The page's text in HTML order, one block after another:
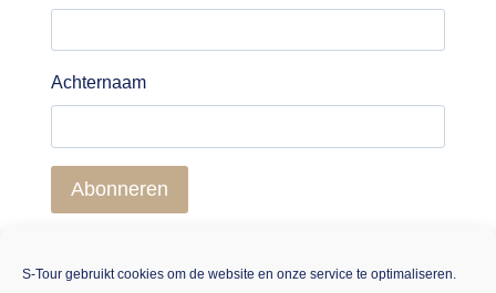
S-Tour gebruikt cookies om de website en onze service te optimaliseren.
Achternaam
Abonneren